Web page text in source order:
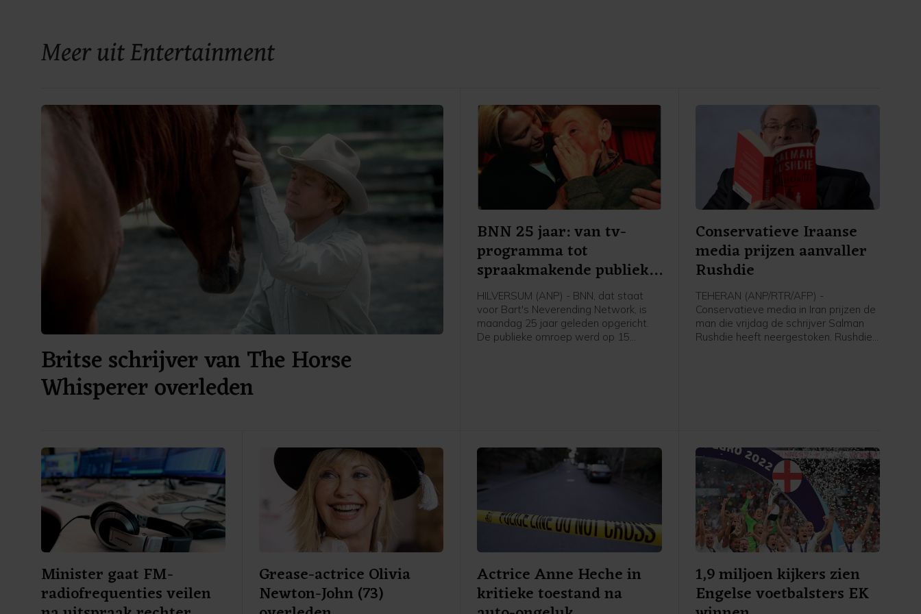
Meer uit Entertainment
Britse schrijver van The Horse
Whisperer overleden
BNN 25 jaar: van tv-
programma tot
spraakmakende publieke
omroep
HILVERSUM (ANP) - BNN, dat staat
voor Bart's Neverending Network, is
maandag 25 jaar geleden opgericht.
De publieke omroep werd op 15
Conservatieve Iraanse
media prijzen aanvaller
Rushdie
TEHERAN (ANP/RTR/AFP) -
Conservatieve media in Iran prijzen de
man die vrijdag de schrijver Salman
Rushdie heeft neergestoken. Rushdie
Minister gaat FM-
radiofrequenties veilen
Grease-actrice Olivia
Newton-John (73)
Actrice Anne Heche in
kritieke toestand na
1,9 miljoen kijkers zien
Engelse voetbalsters EK